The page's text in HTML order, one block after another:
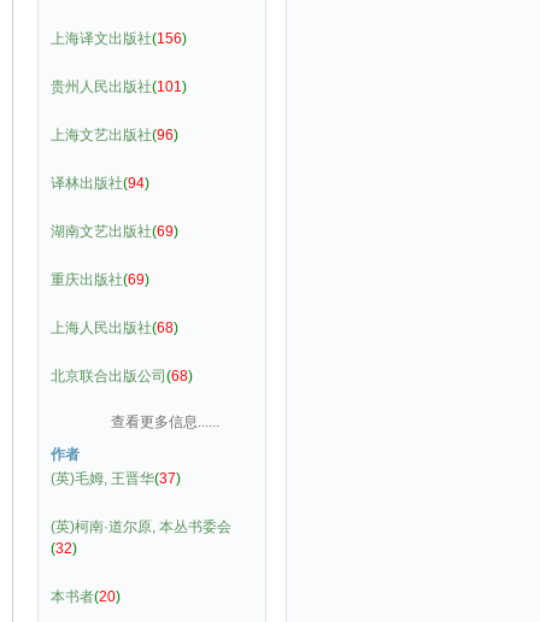
上海译文出版社(156)
贵州人民出版社(101)
上海文艺出版社(96)
译林出版社(94)
湖南文艺出版社(69)
重庆出版社(69)
上海人民出版社(68)
北京联合出版公司 (68)
查看更多信息......
作者
(英)毛姆, 王晋华(37)
(英)柯南·道尔原, 本丛书委会
(32)
本书者(20)